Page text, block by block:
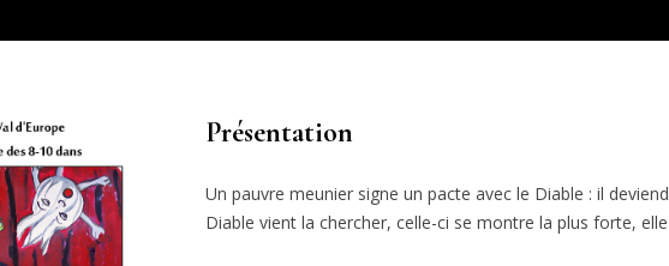
Présentation
Un pauvre meunier signe un pacte avec le Diable : il
Diable vient la chercher, celle-ci se montre la plus forte,